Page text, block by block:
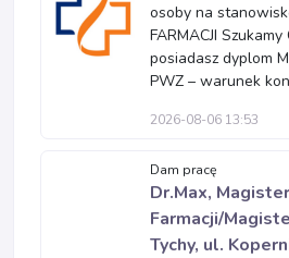
osoby na
FARMACJI Szukamy
posiadasz dyplom
PWZ – warunek
2026-08-06 13:53
Dam pracę
Dr.Max, Magister
Farmacji/
Tychy, ul.